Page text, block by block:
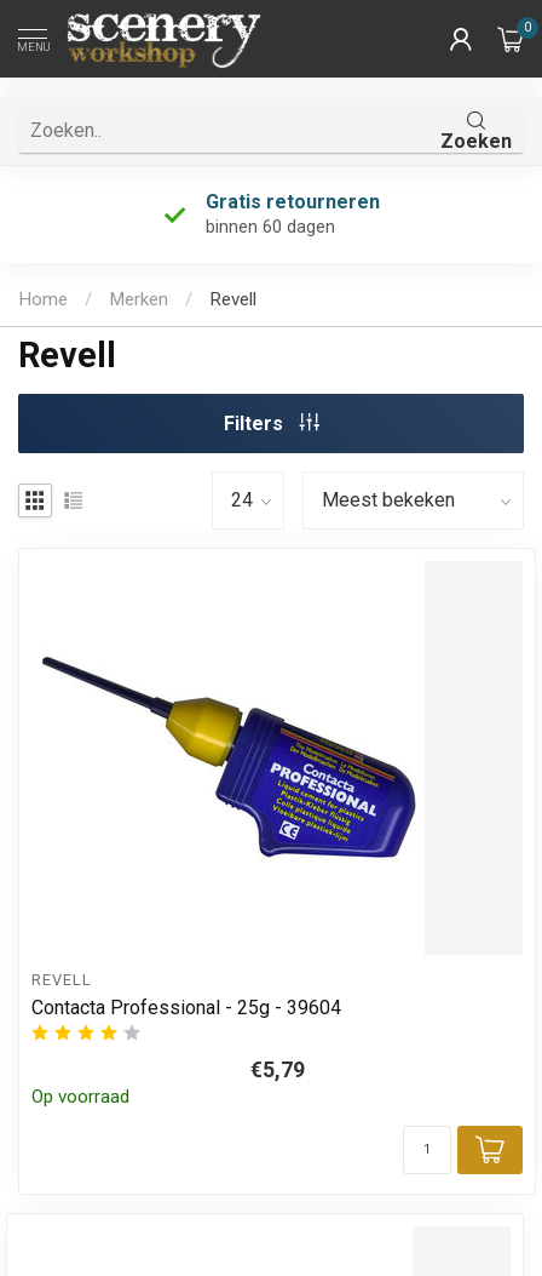
MENU
0
Zoeken
Uniek assortiment
én de grootste van Nederland!
Home / Merken / Revell
Revell
Filters
REVELL
Contacta Professional - 25g - 39604
€5,79
Op voorraad